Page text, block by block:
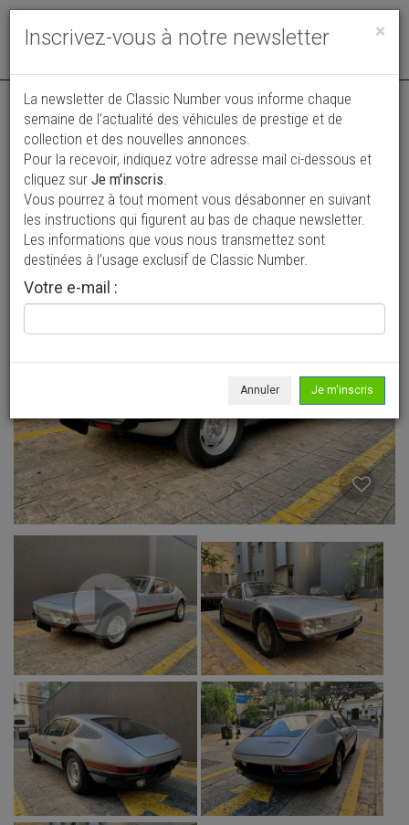
Toggle
Annonce actualisée le 04/08/2026 ( il y a 3 jours )
Volkswagen SP2
39 900 €
1976 Coupé
×
Inscrivez-vous à notre newsletter
La newsletter de Classic Number vous informe chaque
semaine de l’actualité des véhicules de prestige et de
collection et des nouvelles annonces.
Pour la recevoir, indiquez votre adresse mail ci-dessous et
cliquez sur Je m'inscris.
Vous pourrez à tout moment vous désabonner en suivant
les instructions qui figurent au bas de chaque newsletter.
Les informations que vous nous transmettez sont
destinées à l’usage exclusif de Classic Number.
Votre e-mail :
Annuler Je m'inscris